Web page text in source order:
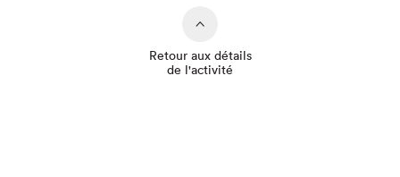
Retour aux détails
de l'activité